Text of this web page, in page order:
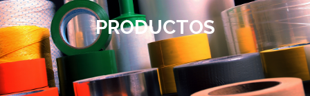
PRODUCTOS